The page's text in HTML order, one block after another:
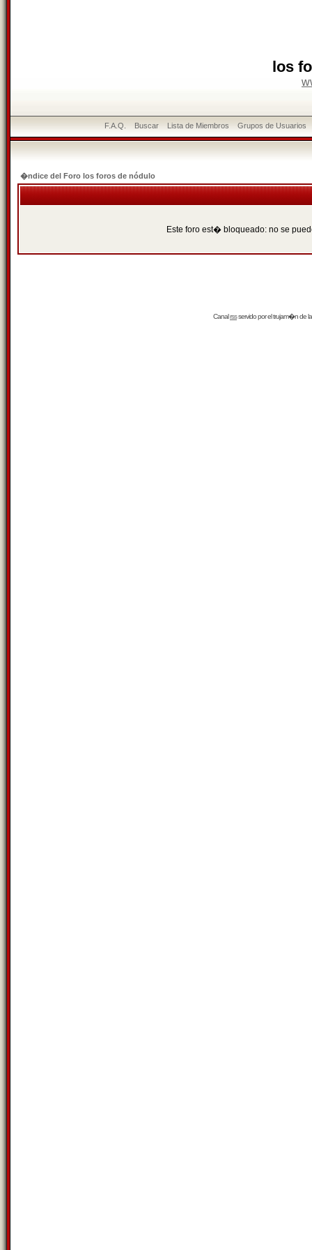
los
F.A.Q. Buscar Lista de Miembros Grupos de Usuarios
�ndice del Foro los foros de nódulo
Este foro est� bloqueado: no se
Canalrssservido por eltrujam�nde